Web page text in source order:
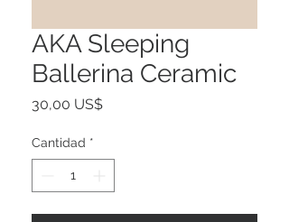
AKA Sleeping
Ballerina Ceramic
30,00 US$Precio
Cantidad *